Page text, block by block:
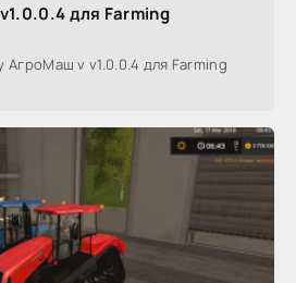
для Farming
АгроМаш v v1.0.0.4 для Farming